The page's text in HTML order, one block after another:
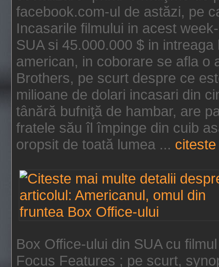
facebook.com-ul de astăzi, pe
Incasarile filmului in acest
SUA si 45.000.000 $ in
american, in coborare se afla o
Brothers, pe scurt despre ce
milioane de dolari incasari din
tânără bufniţă de hambar, are
fratele său îl împinge din cuib
oropsit de toată lumea ...
Box Office-ului din SUA cu
Focus Features ; pe scurt,